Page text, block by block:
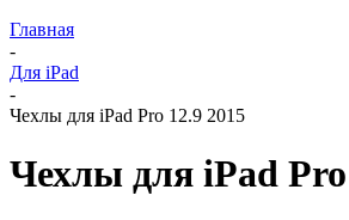
Главная
-
Для iPad
-
Чехлы для iPad Pro 12.9 2015
Чехлы для iPad Pro